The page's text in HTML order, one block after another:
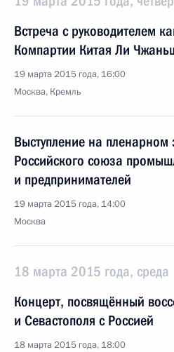
Встреча с руководителем
Компартии Китая Ли
19 марта 2015 года, 16:00
Москва, Кремль
Выступление на пленарном
Российского союза
и предпринимателей
19 марта 2015 года, 14:00
Москва
18 марта 2015 года, среда
Концерт, посвящённый
и Севастополя с Россией
18 марта 2015 года, 18:00